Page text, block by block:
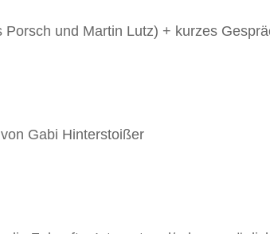
und Martin Lutz) + kurzes
Gabi Hinterstoißer